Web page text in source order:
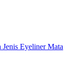
Jenis Eyeliner Mata